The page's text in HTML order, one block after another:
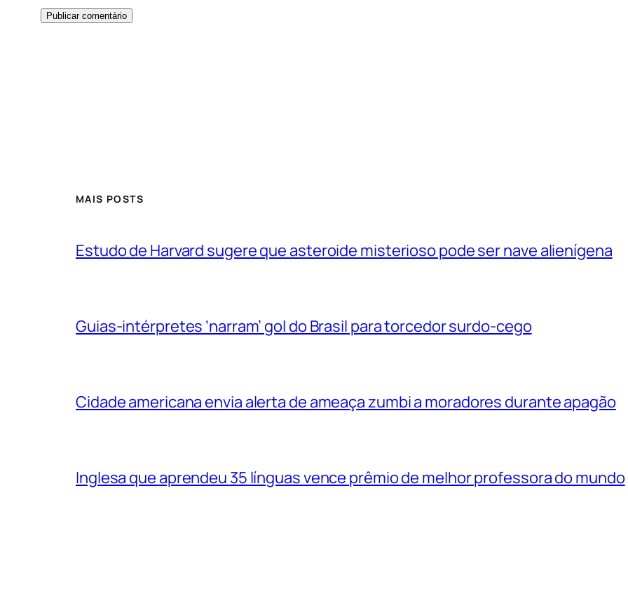
MAIS POSTS
Estudo de Harvard sugere que asteroide misterioso pode ser nave alienígena
Guias-intérpretes ‘narram’ gol do Brasil para torcedor surdo-cego
Cidade americana envia alerta de ameaça zumbi a moradores durante apagão
Inglesa que aprendeu 35 línguas vence prêmio de melhor professora do mundo